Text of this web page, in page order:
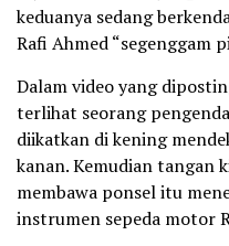
keduanya sedang
Rafi Ahmed “segenggam
Dalam video yang
terlihat seorang
diikatkan di kening
kanan. Kemudian tangan
membawa ponsel itu
instrumen sepeda motor